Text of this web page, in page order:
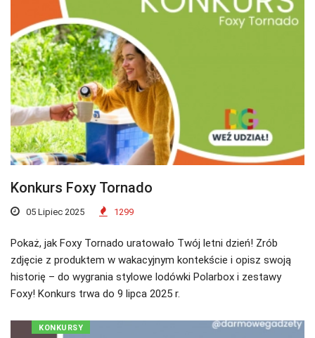
Konkurs Foxy Tornado
05 Lipiec 2025 1299
Pokaż, jak Foxy Tornado uratowało Twój letni dzień! Zrób
zdjęcie z produktem w wakacyjnym kontekście i opisz swoją
historię – do wygrania stylowe lodówki Polarbox i zestawy
Foxy! Konkurs trwa do 9 lipca 2025 r.
KONKURSY